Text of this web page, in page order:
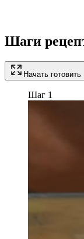
Шаги
Начать готовить
Шаг 1